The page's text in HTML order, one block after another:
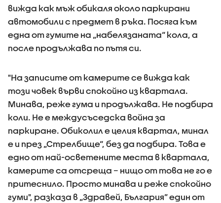
вижда как мъж обикаля около паркирани
автомобили с предмет в ръка. Посяга към
една от гумите на „набелязаната“ кола, а
после продължава по пътя си.
"На записите от камерите се вижда как
този човек върви спокойно из квартала.
Минава, реже гума и продължава. Не подбира
коли. Не е междусъседска война за
паркиране. Обиколил е целия квартал, минал
е и през „Стрелбище“, без да подбира. Това е
едно от най-осветените места в квартала,
камерите са отсреща – нищо от това не го е
притеснило. Просто минава и реже спокойно
гуми", разказа в „Здравей, България” един от